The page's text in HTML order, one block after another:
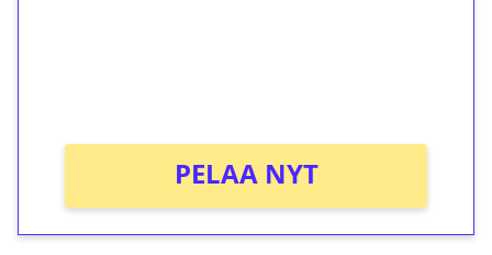
PELAA NYT